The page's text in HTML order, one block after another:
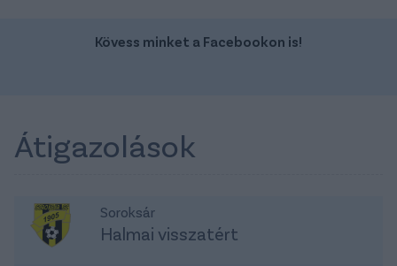
Kövess minket a Facebookon is!
Átigazolások
Soroksár
Halmai visszatért